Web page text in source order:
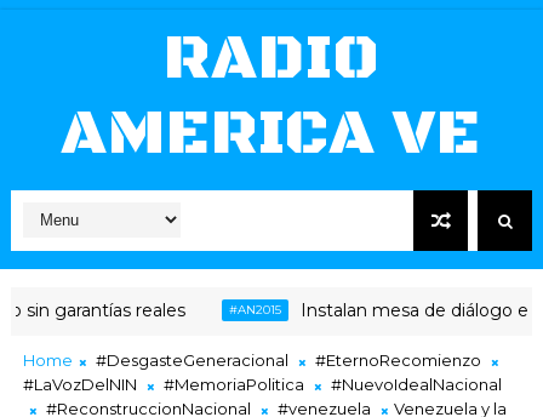
RADIO
AMERICA VE
garantías reales #AN2015 Instalan mesa de diálogo entre
Home #DesgasteGeneracional
#EternoRecomienzo
#LaVozDelNIN
#MemoriaPolitica
#NuevoIdealNacional
#ReconstruccionNacional
#venezuela
Venezuela y la